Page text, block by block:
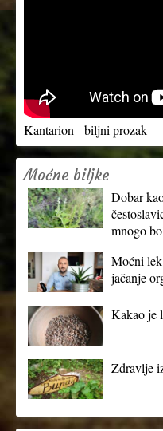
Kantarion - biljni prozak
Moćne biljke
Dobar
mnogo
Moćni
jačanje
Kakao je
Zdravlje